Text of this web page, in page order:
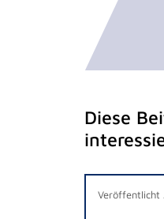
Diese
Veröffentlicht